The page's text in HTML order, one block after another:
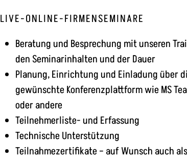
LIVE-ONLINE-FIRMENSEMINARE
Beratung und Besprechung mit unseren
den Seminarinhalten und der Dauer
Planung, Einrichtung und Einladung über
gewünschte Konferenzplattform wie MS
oder andere
Teilnehmerliste- und Erfassung
Technische Unterstützung
Teilnahmezertifikate – auf Wunsch auch als